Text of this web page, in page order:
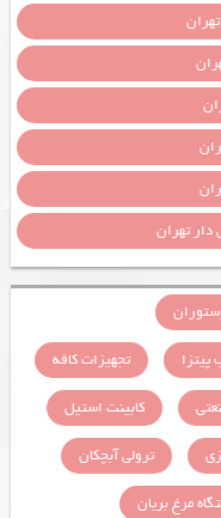
تهران
پیتزا
تجهیزات کافه
کابینت استیل
ترولی آبچکان
مرغ بریان